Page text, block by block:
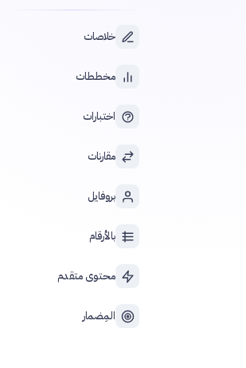
خلاصات
مخططات
اختبارات
مقارنات
بروفايل
بالأرقام
محتوى متقدم
المِضمار